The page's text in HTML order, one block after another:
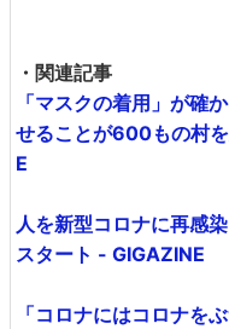
・関連記事
「マスクの着用」が確
せることが600もの村
E
人を新型コロナに再感
スタート - GIGAZINE
「コロナにはコロナを